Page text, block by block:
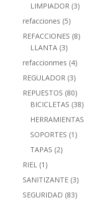
LIMPIADOR (3)
refacciones (5)
REFACCIONES (8)
LLANTA (3)
refaccionmes (4)
REGULADOR (3)
REPUESTOS (80)
BICICLETAS (38)
HERRAMIENTAS
SOPORTES (1)
TAPAS (2)
RIEL (1)
SANITIZANTE (3)
SEGURIDAD (83)